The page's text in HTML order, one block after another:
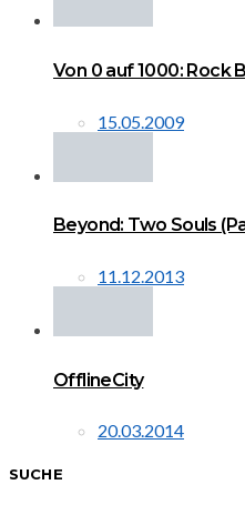
Von 0 auf 1000: Rock
15.05.2009
Beyond: Two Souls
11.12.2013
OfflineCity
20.03.2014
SUCHE